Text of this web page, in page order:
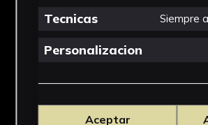
SADUS
Fondo
Tecnicas Siempre
Personalizacion
Aceptar